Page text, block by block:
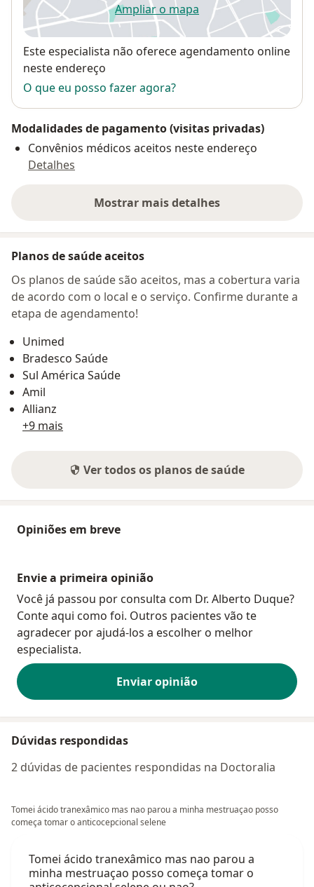
Ampliar o mapaabre num novo separador
Disponibilidade
Este especialista não oferece agendamento online
neste endereço
O que eu posso fazer agora?
Modalidades de pagamento (visitas privadas)
Convênios médicos aceitos neste endereço
Detalhes
Mostrar mais detalhes
sobre o endereço
Planos de saúde aceitos
Os planos de saúde são aceitos, mas a cobertura varia
de acordo com o local e o serviço. Confirme durante a
etapa de agendamento!
Unimed
Bradesco Saúde
Sul América Saúde
Amil
Allianz
+9 mais
Ver todos os planos de saúde
Opiniões em breve
Envie a primeira opinião
Você já passou por consulta com Dr. Alberto Duque?
Conte aqui como foi. Outros pacientes vão te
agradecer por ajudá-los a escolher o melhor
especialista.
Enviar opinião
Dúvidas respondidas
2 dúvidas de pacientes respondidas na Doctoralia
Tomei ácido tranexâmico mas nao parou a minha mestruaçao posso
começa tomar o anticocepcional selene
Tomei ácido tranexâmico mas nao parou a
minha mestruaçao posso começa tomar o